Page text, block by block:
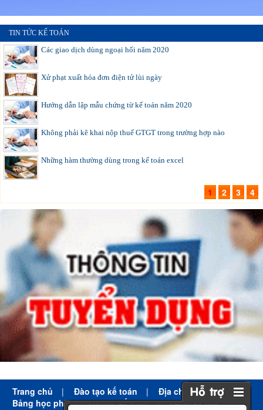
TIN TỨC KẾ TOÁN
Các giao dịch dùng ngoại hối năm 2020
Xử phạt xuất hóa đơn điện tử lùi ngày
Hướng dẫn lập mẫu chứng từ kế toán năm 2020
Không phải kê khai nộp thuế GTGT trong trường hợp nào
Những hàm thường dùng trong kế toán excel
1 2 3 4
Trang chủ | Đào tạo kế toán | Địa chỉ học kế toán
Bảng học phí
| Tin tức kế toán | Đăng ký học